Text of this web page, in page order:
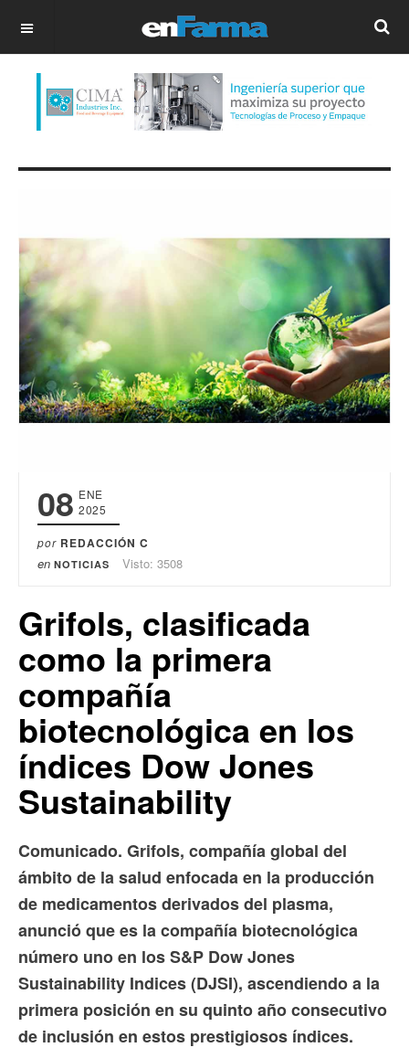
OFF CANVAS
08 ENE
2025
por REDACCIÓN C
en NOTICIAS Visto: 3508
Grifols, clasificada
como la primera
compañía
biotecnológica en los
índices Dow Jones
Sustainability
Comunicado. Grifols, compañía global del
ámbito de la salud enfocada en la producción
de medicamentos derivados del plasma,
anunció que es la compañía biotecnológica
número uno en los S&P Dow Jones
Sustainability Indices (DJSI), ascendiendo a la
primera posición en su quinto año consecutivo
de inclusión en estos prestigiosos índices.